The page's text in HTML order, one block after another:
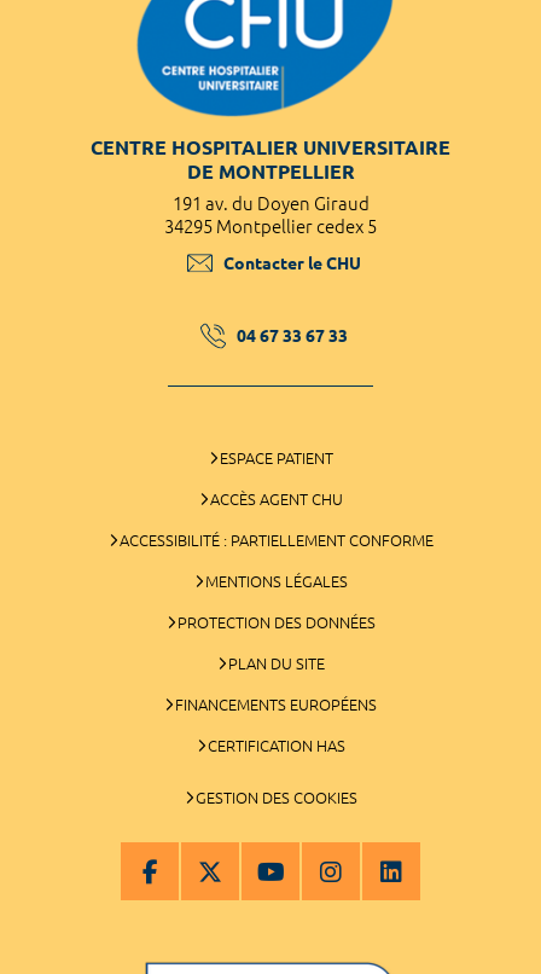
CENTRE HOSPITALIER UNIVERSITAIRE
DE MONTPELLIER
191 av. du Doyen Giraud
34295 Montpellier cedex 5
Contacter le CHU
04 67 33 67 33
ESPACE PATIENT
ACCÈS AGENT CHU
ACCESSIBILITÉ : PARTIELLEMENT CONFORME
MENTIONS LÉGALES
PROTECTION DES DONNÉES
PLAN DU SITE
FINANCEMENTS EUROPÉENS
CERTIFICATION HAS
GESTION DES COOKIES